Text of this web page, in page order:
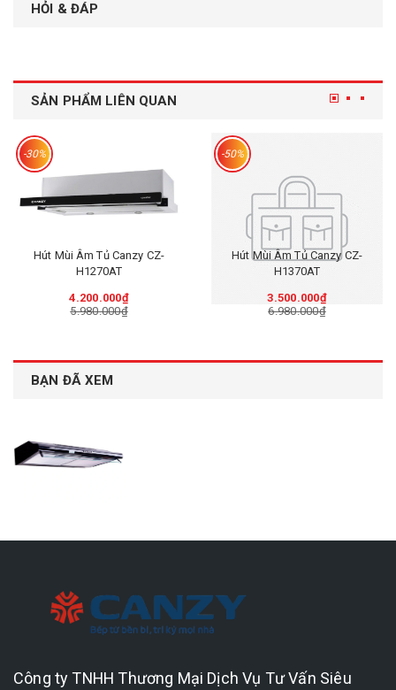
HỎI & ĐÁP
SẢN PHẨM LIÊN QUAN
-30%
Hút Mùi Âm Tủ Canzy CZ-
H1270AT
4.200.000₫
5.980.000₫
-50%
Hút Mùi Âm Tủ Canzy CZ-
H1370AT
3.500.000₫
6.980.000₫
BẠN ĐÃ XEM
Công ty TNHH Thương Mại Dịch Vụ Tư Vấn Siêu